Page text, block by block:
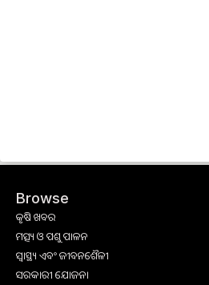
Browse
କୃଷି ଖବର
ମତ୍ସ୍ୟ ଓ ପଶୁ ପାଳନ
ସ୍ୱାସ୍ଥ୍ୟ ଏବଂ ଜୀବନଶୈଳୀ
ସରକାରୀ ଯୋଜନା